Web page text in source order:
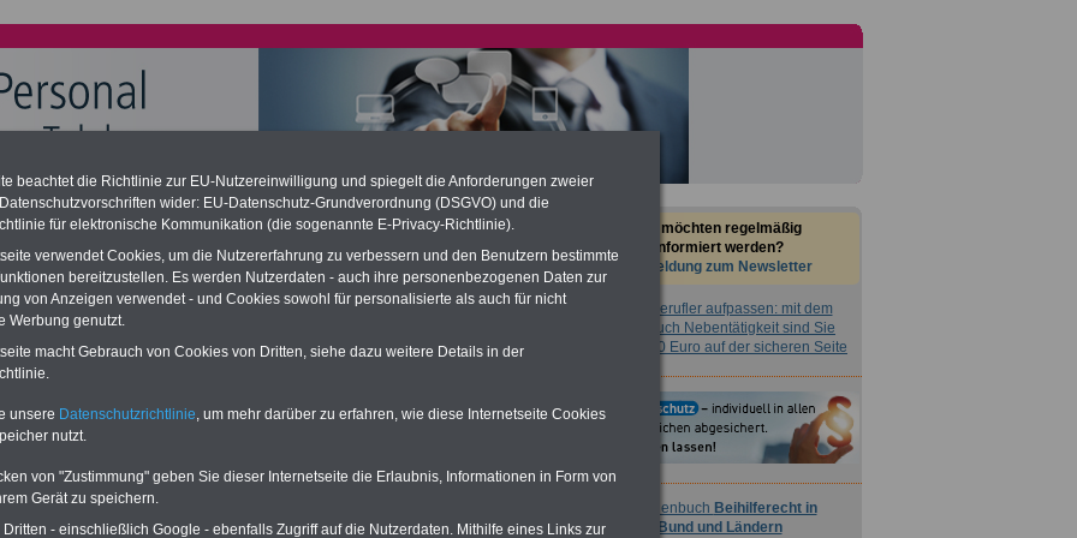
für Telekombeamte (auch im Ruhestand); geringe
hat die Berliner Landesbesoldung für verfassungs-
(Berlin muss bisMärz 2027 eine Neuregelung der Besoldung
Auch beim Bund (Beamte & Ruhestandsbeamte) gibt es teilweise
(Medienberichten zufolge liegt diese für
der Telekom - zwischen
gibt hierzu eine Broschüre heraus, die unmittelbar nach dem Beschluss
der Bundesregierung vorgelegt wird (im 2. Quartal.2026
Telekom: Manteltarifvertrag: § 22 Arbeitsbefreiung
Mai 2025 >>> hier können Sie den
PDF-SERVICE für nur
Sie möchten regelmäßig
informiert werden?
Anmeldung zum Newsletter
Nebenberufler aufpassen: mit dem
OnlineBuch Nebentätigkeit sind Sie
für nur 7,50 Euro auf der sicheren Seite
Taschenbuch Beihilferecht in
Bund und Ländern
beachtet die Richtlinie zur EU-Nutzereinwilligung und spiegelt die Anforderungen zweier
wider: EU-Datenschutz-Grundverordnung (DSGVO) und die
für elektronische Kommunikation (die sogenannte E-Privacy-Richtlinie).
verwendet Cookies, um die Nutzererfahrung zu verbessern und den Benutzern bestimmte
bereitzustellen. Es werden Nutzerdaten - auch ihre personenbezogenen Daten zur
von Anzeigen verwendet - und Cookies sowohl für personalisierte als auch für nicht
Werbung genutzt.
macht Gebrauch von Cookies von Dritten, siehe dazu weitere Details in der
unsere Datenschutzrichtlinie , um mehr darüber zu erfahren, wie diese Internetseite Cookies
nutzt.
von "Zustimmung" geben Sie dieser Internetseite die Erlaubnis, Informationen in Form von
Gerät zu speichern.
- einschließlich Google - ebenfalls Zugriff auf die Nutzerdaten. Mithilfe eines Links zur